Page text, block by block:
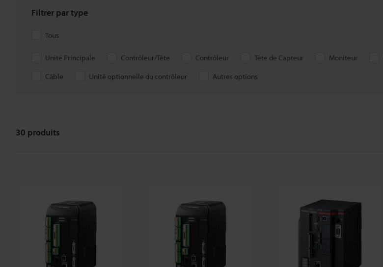
Filtrer par type
Tous
Unité Principale Contrôleur/Tête Contrôleur Tête de Capteur Moniteur
Câble
Unité optionnelle du contrôleur Autres options
30 produits